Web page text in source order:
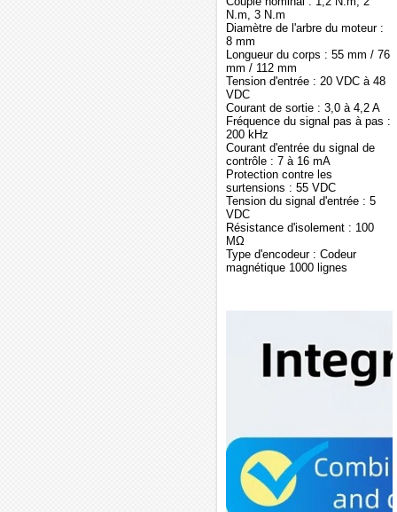
N.m, 3 N.m
Diamètre de l'arbre du moteur :
8 mm
Longueur du corps : 55 mm / 76
mm / 112 mm
Tension d'entrée : 20 VDC à 48
VDC
Courant de sortie : 3,0 à 4,2 A
Fréquence du signal pas à pas :
200 kHz
Courant d'entrée du signal de
contrôle : 7 à 16 mA
Protection contre les
surtensions : 55 VDC
Tension du signal d'entrée : 5
VDC
Résistance d'isolement : 100
MΩ
Type d'encodeur : Codeur
magnétique 1000 lignes